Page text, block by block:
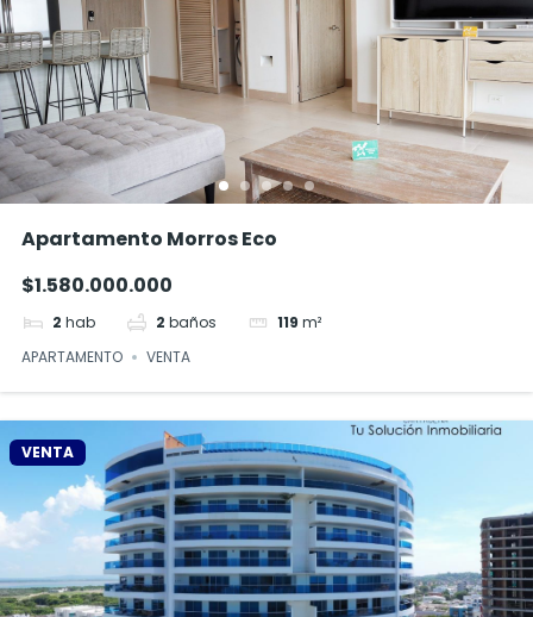
Apartamento Morros Eco
$1.580.000.000
2 hab 2 baños 119 m²
APARTAMENTO
VENTA
VENTA